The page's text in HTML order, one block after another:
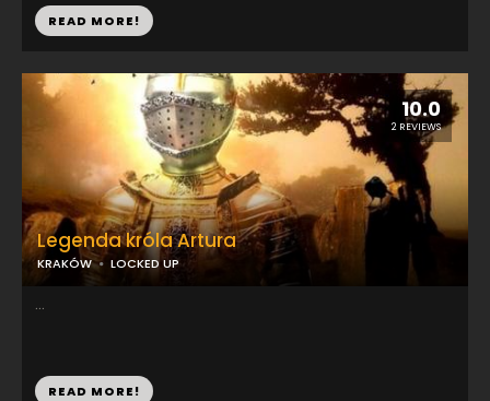
10.0
2 REVIEWS
Legenda króla Artura
KRAKÓW LOCKED UP
...
READ MORE!
READ MORE!